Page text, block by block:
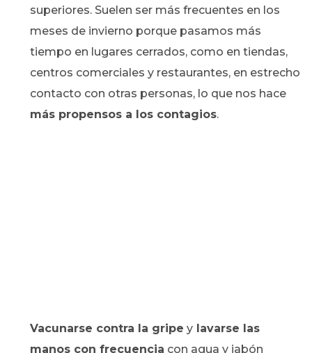
superiores. Suelen ser más frecuentes en los
meses de invierno porque pasamos más
tiempo en lugares cerrados, como en tiendas,
centros comerciales y restaurantes, en estrecho
contacto con otras personas, lo que nos hace
más propensos a los contagios.
Vacunarse contra la gripe y lavarse las
manos con frecuencia con agua y jabón